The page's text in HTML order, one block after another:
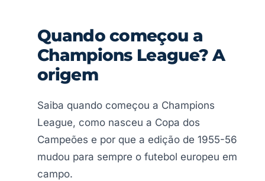
Quando começou a
Champions League? A
origem
Saiba quando começou a Champions
League, como nasceu a Copa dos
Campeões e por que a edição de 1955-56
mudou para sempre o futebol europeu em
campo.